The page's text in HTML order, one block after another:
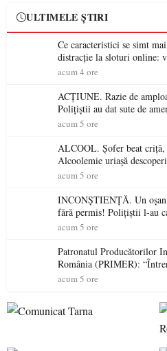
ULTIMELE ȘTIRI
Ce caracteristici se simt
distracție la sloturi online:
acum 4 ore
ACȚIUNE. Razie de
Polițiștii au dat sute de
permis într-o singură zi
acum 5 ore
ALCOOL. Șofer beat
Alcoolemie uriașă
acum 5 ore
INCONȘTIENȚĂ. Un
fără permis! Polițiștii l-au
acum 5 ore
Patronatul Producătorilor
România (PRIMER):
electrică a fabricilor de
acum 5 ore